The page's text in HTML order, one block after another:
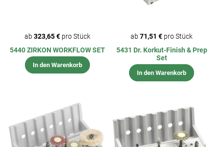
ab 323,65 €pro Stück
5440 ZIRKON WORKFLOW SET
In den Warenkorb
ab71,51 € pro Stück
5431 Dr. Korkut-Finish & Prep
Set
In den Warenkorb